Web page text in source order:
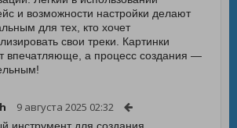
и возможности настройки делают
для тех, кто хочет
свои треки. Картинки
впечатляюще, а процесс создания —
9 августа 2025 02:32